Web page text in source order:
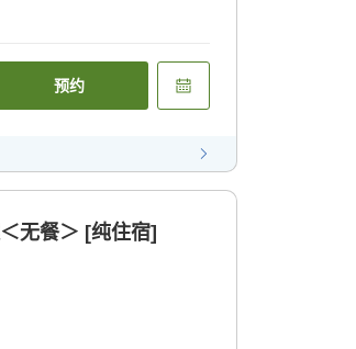
预约
无餐＞ [纯住宿]